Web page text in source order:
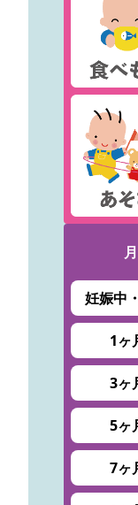
妊娠中
1ヶ
3ヶ
5ヶ
7ヶ